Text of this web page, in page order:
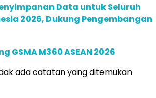
Data untuk Seluruh
2026, Dukung Pengembangan
M360 ASEAN 2026
ada catatan yang ditemukan